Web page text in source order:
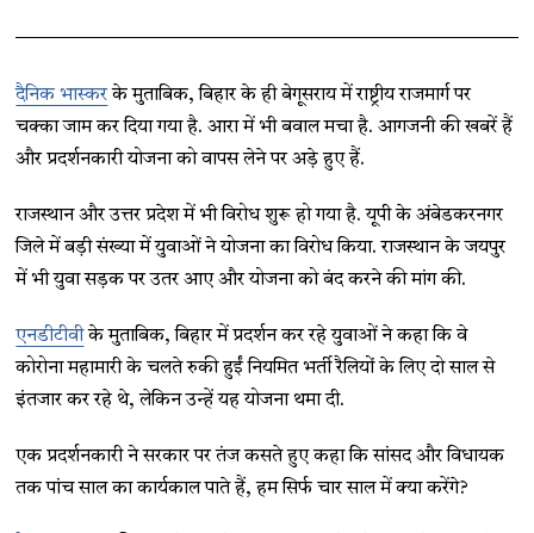
दैनिक भास्करके मुताबिक, बिहार के ही बेगूसराय में राष्ट्रीय राजमार्ग पर
चक्का जाम कर दिया गया है. आरा में भी बवाल मचा है. आगजनी की खबरें हैं
और प्रदर्शनकारी योजना को वापस लेने पर अड़े हुए हैं.
राजस्थान और उत्तर प्रदेश में भी विरोध शुरू हो गया है. यूपी के अंबेडकरनगर
जिले में बड़ी संख्या में युवाओं ने योजना का विरोध किया. राजस्थान के जयपुर
में भी युवा सड़क पर उतर आए और योजना को बंद करने की मांग की.
एनडीटीवीके मुताबिक, बिहार में प्रदर्शन कर रहे युवाओं ने कहा कि वे
कोरोना महामारी के चलते रुकी हुईं नियमित भर्ती रैलियों के लिए दो साल से
इंतजार कर रहे थे, लेकिन उन्हें यह योजना थमा दी.
एक प्रदर्शनकारी ने सरकार पर तंज कसते हुए कहा कि सांसद और विधायक
तक पांच साल का कार्यकाल पाते हैं, हम सिर्फ चार साल में क्या करेंगे?